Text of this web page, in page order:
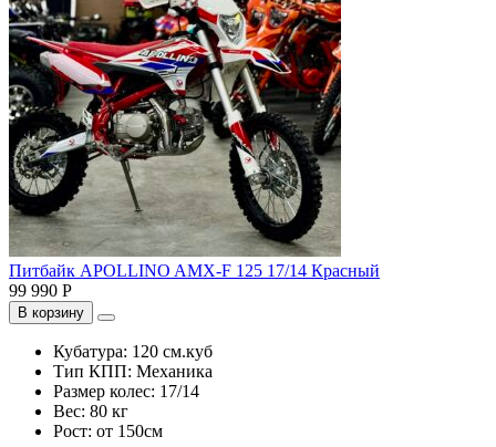
Питбайк APOLLINO AMX-F 125 17/14 Красный
99 990 Р
В корзину
Кубатура: 120 см.куб
Тип КПП: Механика
Размер колес: 17/14
Вес: 80 кг
Рост: от 150см